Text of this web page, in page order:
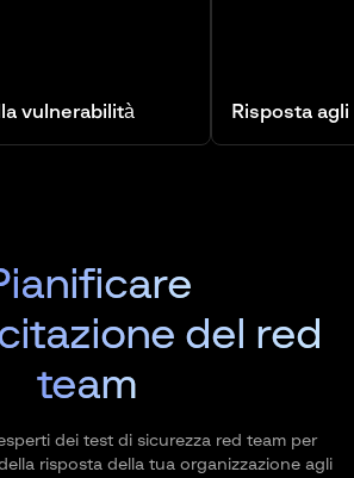
vulnerabilità Risposta
del red
team
dei test di sicurezza red team per
risposta della tua organizzazione agli